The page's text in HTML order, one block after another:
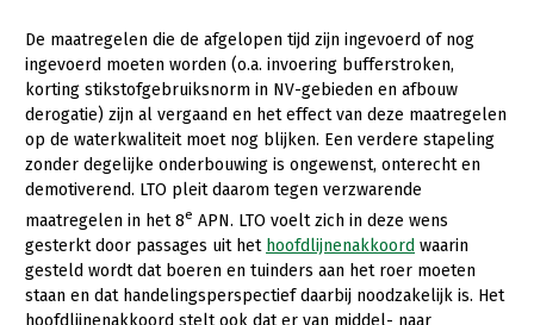
Sectoren
Dier
Biologische Landbouw
Geitenhouderij
Kalverhouderij
Konijnenhouderij
Melkveehouderij
Plant
Akkerbouw
Biologische Landbouw
Bollenteelt
Bomen, vaste planten en zomerbloemen
Multifunctionele landbouw
Multifunctioneel
Vrouw en Bedrijf
Onderwerpen
Nieuws
De maatregelen die de afgelopen tijd zijn ingevoerd of nog
ingevoerd moeten worden (o.a. invoering bufferstroken,
korting stikstofgebruiksnorm in NV-gebieden en afbouw
derogatie) zijn al vergaand en het effect van deze maatregelen
op de waterkwaliteit moet nog blijken. Een verdere stapeling
zonder degelijke onderbouwing is ongewenst, onterecht en
demotiverend. LTO pleit daarom tegen verzwarende
maatregelen in het 8e APN. LTO voelt zich in deze wens
gesterkt door passages uit het hoofdlijnenakkoord waarin
gesteld wordt dat boeren en tuinders aan het roer moeten
staan en dat handelingsperspectief daarbij noodzakelijk is. Het
hoofdlijnenakkoord stelt ook dat er van middel- naar